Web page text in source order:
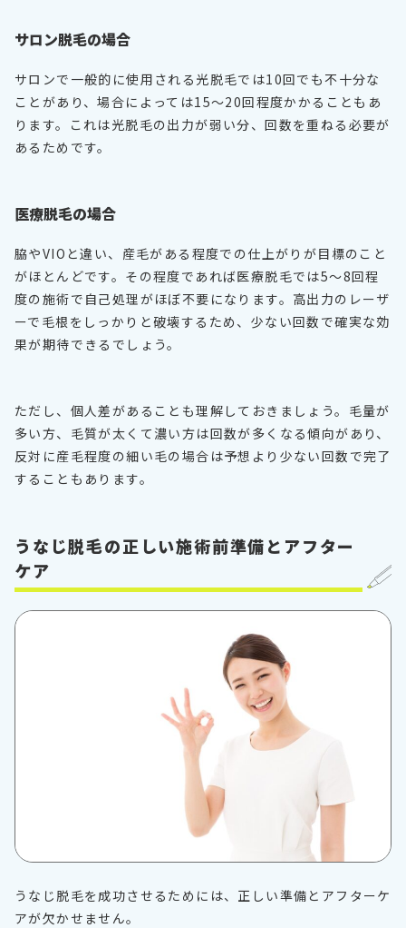
サロン脱毛の場合
サロンで一般的に使用される光脱毛では10回でも不十分な
ことがあり、場合によっては15〜20回程度かかることもあ
ります。これは光脱毛の出力が弱い分、回数を重ねる必要が
あるためです。
医療脱毛の場合
脇やVIOと違い、産毛がある程度での仕上がりが目標のこと
がほとんどです。その程度であれば医療脱毛では5〜8回程
度の施術で自己処理がほぼ不要になります。高出力のレーザ
ーで毛根をしっかりと破壊するため、少ない回数で確実な効
果が期待できるでしょう。
ただし、個人差があることも理解しておきましょう。毛量が
多い方、毛質が太くて濃い方は回数が多くなる傾向があり、
反対に産毛程度の細い毛の場合は予想より少ない回数で完了
することもあります。
うなじ脱毛の正しい施術前準備とアフター
ケア
うなじ脱毛を成功させるためには、正しい準備とアフターケ
アが欠かせません。